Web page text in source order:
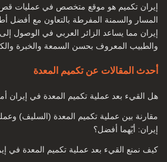
أنواع جراحة تكميم المعدة لإنقاص الوزن
أن نواجهها لإجراء جراحة تكميم المعدة؟
هل يصل الشخص إلى الوزن المطلوب بعد
الجسم. وهي عبارة عن مجموعة من الأنسجة
مختلفة مثل المعدة والجانبين والوركين
يتسبب أحيانًا أيضًا في مشاكل عقلية
إيران تكميم هو موقع متخصص في عمليات قص
المسار والسمنة المفرطة بالتعاون مع أفضل
إيران مما يساعد الزائر العربي في الوصول
والطبيب المعروف بحسن السمعة والخبرة
أحدث المقالات عن تكميم المعدة
هل القيء بعد عملية تكميم المعدة في إيران
مقارنة بين عملية تكميم المعدة (السليف)
إيران: أيّهما أفضل؟
كيف نمنع القيء بعد عملية تكميم المعدة في